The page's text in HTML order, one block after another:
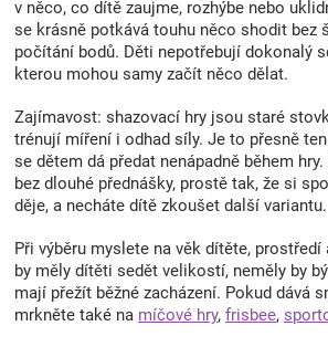
í
p
r
v
y
v
ý
p
i
u
v něco, co dítě zaujme, rozhýbe nebo
se krásně potkává touhu něco shodit bez
počítání bodů. Děti nepotřebují dokonalý
kterou mohou samy začít něco dělat.
Zajímavost: shazovací hry jsou staré
trénují míření i odhad síly. Je to přesně
se dětem dá předat nenápadně během
bez dlouhé přednášky, prostě tak, že si
děje, a necháte dítě zkoušet další variantu.
Při výběru myslete na věk dítěte,
by měly dítěti sedět velikostí, neměly by
mají přežít běžné zacházení. Pokud dává
mrkněte také na míčové hry, frisbee,